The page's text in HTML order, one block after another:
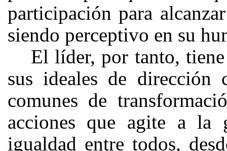
participación para
siendo perceptivo en su
El líder, por tanto,
sus ideales de dirección
comunes de
acciones que agite a la
igualdad entre todos,